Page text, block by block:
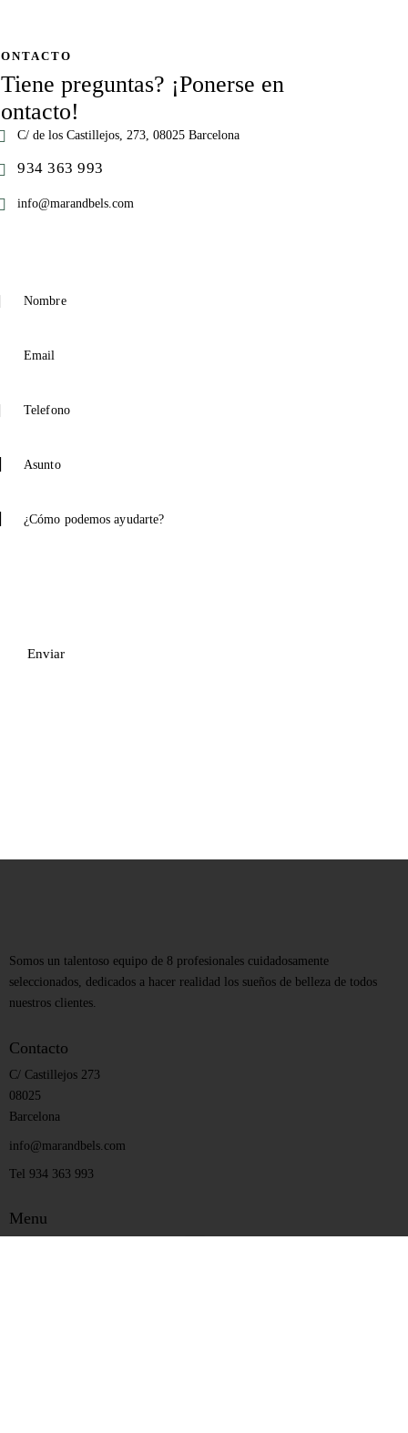
preguntas? ¡Ponerse en
C/ de los Castillejos, 273, 08025 Barcelona
934 363 993
info@marandbels.com
Somos un talentoso equipo de 8 profesionales cuidadosamente
seleccionados, dedicados a hacer realidad los sueños de belleza de todos
nuestros clientes.
Contacto
C/ Castillejos 273
08025
Barcelona
info@marandbels.com
Tel 934 363 993
Menu